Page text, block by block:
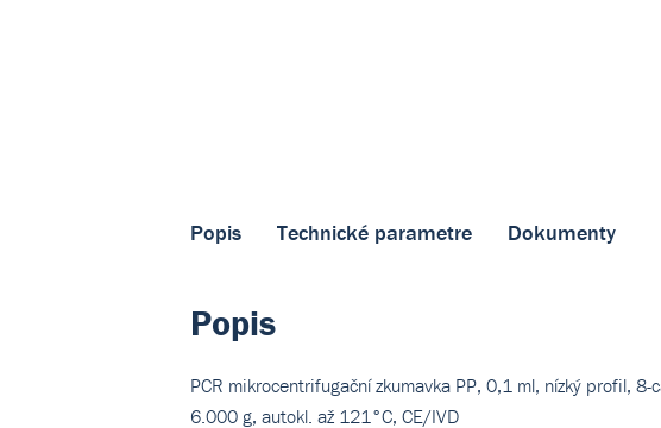
Popis Technické parametre Dokumenty
Popis
PCR mikrocentrifugační zkumavka PP, 0,1 ml, nízký profil,
6.000 g, autokl. až 121°C, CE/IVD